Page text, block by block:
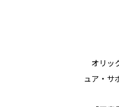
オリッ
ュア・サ